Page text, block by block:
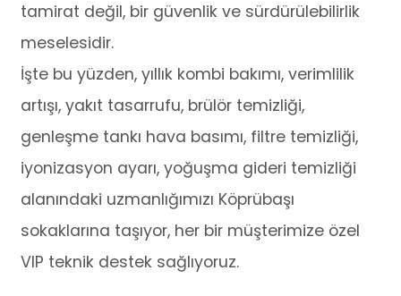
tamirat değil, bir güvenlik ve sürdürülebilirlik
meselesidir.
İşte bu yüzden, yıllık kombi bakımı, verimlilik
artışı, yakıt tasarrufu, brülör temizliği,
genleşme tankı hava basımı, filtre temizliği,
iyonizasyon ayarı, yoğuşma gideri temizliği
alanındaki uzmanlığımızı Köprübaşı
sokaklarına taşıyor, her bir müşterimize özel
VIP teknik destek sağlıyoruz.